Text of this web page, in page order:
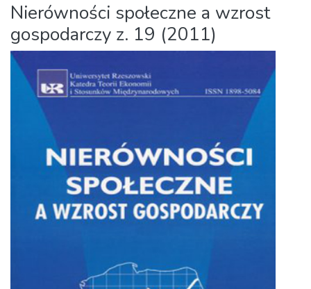
Nierówności społeczne a wzrost
gospodarczy z. 19 (2011)